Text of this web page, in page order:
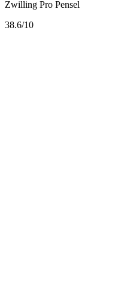
Zwilling Pro Pensel
38.6/10